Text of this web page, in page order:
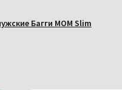
Багги МОМ Slim